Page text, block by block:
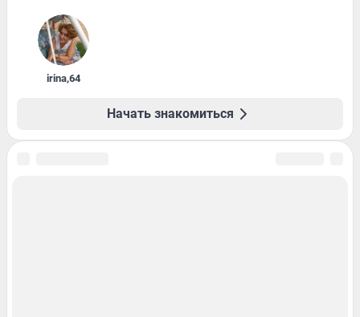
irina,64
Начать знакомиться